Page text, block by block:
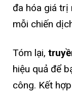
đa hóa giá
mỗi chiến
Tóm lại,
hiệu quả để
công. Kết